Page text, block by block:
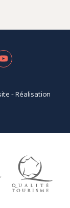
- Réalisation